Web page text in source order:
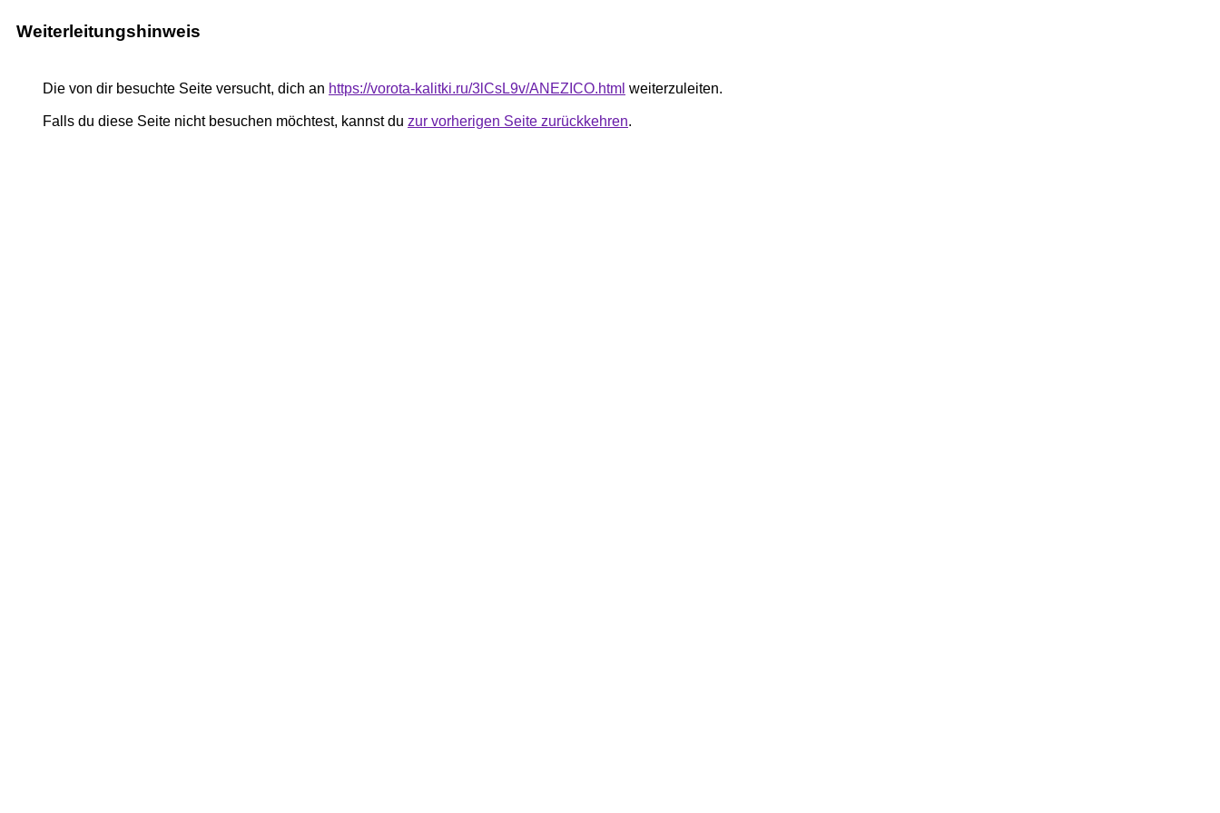
Weiterleitungshinweis
Die von dir besuchte Seite versucht, dich an https://vorota-kalitki.ru/3lCsL9v/ANEZICO.html weiterzuleiten.
Falls du diese Seite nicht besuchen möchtest, kannst du zur vorherigen Seite zurückkehren.